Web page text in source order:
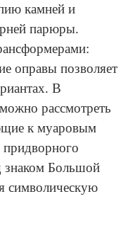
камней и
парюры.
оправы позволяет
В
рассмотреть
к муаровым
придворного
знаком Большой
символическую